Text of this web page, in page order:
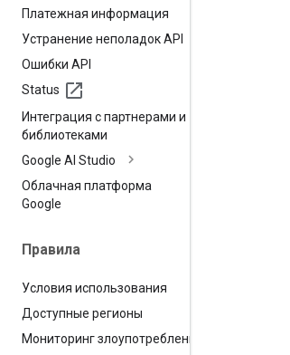
Платежная информация
Устранение неполадок API
Ошибки API
Status
Интеграция с партнерами и
библиотеками
Google AI Studio
Облачная платформа
Google
Правила
Условия использования
Доступные регионы
Мониторинг злоупотреблений